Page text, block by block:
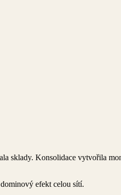
sklady. Konsolidace vytvořila
efekt celou sítí.